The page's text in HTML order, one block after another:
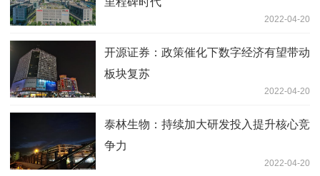
2022-04-20
开源证券：政策催化下数字经济有望带动
板块复苏
2022-04-20
泰林生物：持续加大研发投入提升核心竞
争力
2022-04-20